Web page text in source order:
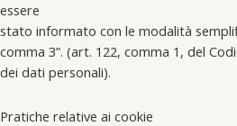
essere
stato informato con le modalità
comma 3”. (art. 122, comma 1, del
dei dati personali).
Pratiche relative ai cookie